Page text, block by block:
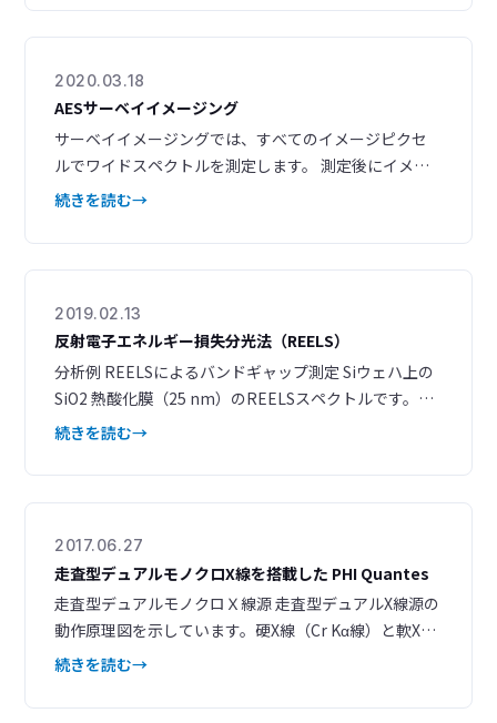
とで、多彩なアプリケーションに対応いたします。 関
連資料ダウンロード 内蔵型Arモノマー/GCIBデュアル
2020.03.18
AESサーベイイメージング
サーベイイメージングでは、すべてのイメージピクセ
ルでワイドスペクトルを測定します。 測定後にイメー
ジコントラストが異なる領域から、ワイドスペクトル
域から抽出されたワイドスペクトルを基準として、LLS
処理によるサーベイイメージの再構築ができる ワイド
に再構築ができ
続きを読む
2019.02.13
反射電子エネルギー損失分光法（REELS）
分析例 REELSによるバンドギャップ測定 Siウェハ上の
SiO2 熱酸化膜（25 nm）のREELSスペクトルです。入
射電子より 8.8 eV低いエネルギーからピークが立ち上が
できます。 図1. SiO2 の REELSスペクトル（入射電子：
1.5 keV） REELSによる有機フィルム中の水素含有量
続きを読む
2017.06.27
走査型デュアルモノクロX線を搭載した PHI Quantes
走査型デュアルモノクロＸ線源 走査型デュアルX線源の
動作原理図を示しています。硬X線（Cr Kα線）と軟X線
（Al Kα線）は、ソフトウェア上で短時間のうちに切り
ンソール PHI Quantes は、分光器や試料搬送系、各種
続きを読む